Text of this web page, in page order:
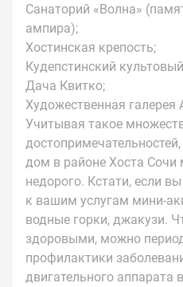
Санаторий «Волна»
ампира);
Хостинская крепость;
Кудепстинский
Дача Квитко;
Художественная галерея
Учитывая такое
дом в районе Хоста Сочи
недорого. Кстати, если
к вашим услугам мини-
водные горки, джакузи.
здоровыми, можно
профилактики
двигательного аппарата